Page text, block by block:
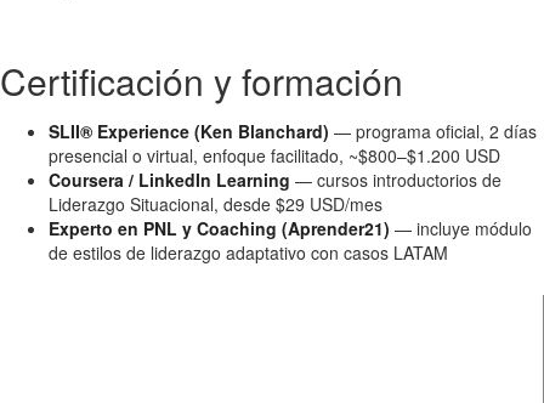
Certificación y formación
SLII® Experience (Ken Blanchard) — programa oficial, 2 días
presencial o virtual, enfoque facilitado, ~$800–$1.200 USD
Coursera / LinkedIn Learning — cursos introductorios de
Liderazgo Situacional, desde $29 USD/mes
Experto en PNL y Coaching (Aprender21) — incluye módulo
de estilos de liderazgo adaptativo con casos LATAM